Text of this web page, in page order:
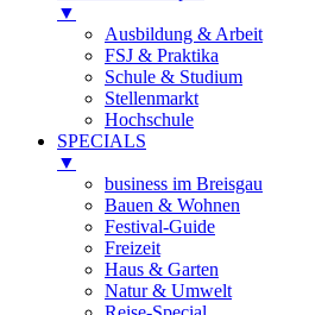
▼
Ausbildung & Arbeit
FSJ & Praktika
Schule & Studium
Stellenmarkt
Hochschule
SPECIALS
▼
business im Breisgau
Bauen & Wohnen
Festival-Guide
Freizeit
Haus & Garten
Natur & Umwelt